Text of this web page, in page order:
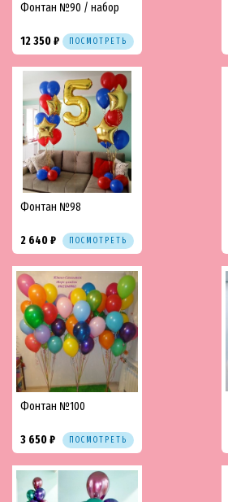
Фонтан №90 / набор
12 350 ₽ ПОСМОТРЕТЬ
Фонтан №98
2 640 ₽ ПОСМОТРЕТЬ
Фонтан №100
3 650 ₽ ПОСМОТРЕТЬ